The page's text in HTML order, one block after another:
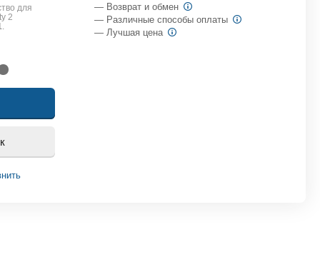
для
2
.
— Возврат и обмен
— Различные способы оплаты
— Лучшая цена